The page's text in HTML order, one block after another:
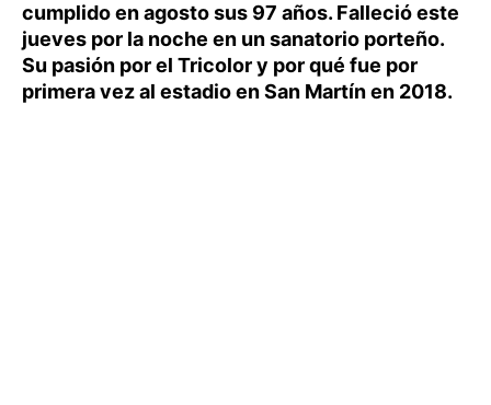
cumplido en agosto sus 97 años. Falleció este
jueves por la noche en un sanatorio porteño.
Su pasión por el Tricolor y por qué fue por
primera vez al estadio en San Martín en 2018.